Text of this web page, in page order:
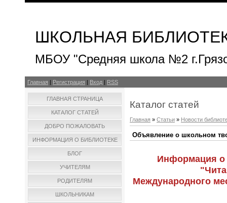
ШКОЛЬНАЯ
МБОУ "Средняя школа №2
Главная Регистрация Вход RSS
ГЛАВНАЯ СТРАНИЦА
КАТАЛОГ СТАТЕЙ
ДОБРО ПОЖАЛОВАТЬ
ИНФОРМАЦИЯ О БИБЛИОТЕКЕ
БЛОГ
УЧИТЕЛЯМ
РОДИТЕЛЯМ
ШКОЛЬНИКАМ
Каталог статей
Главная » Статьи » Новости
Объявление о школьном
Информация о
Международного